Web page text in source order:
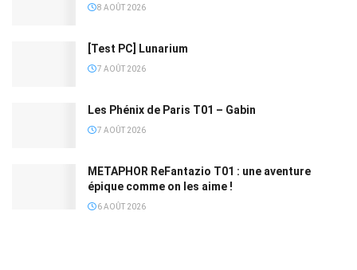
8 AOÛT 2026
[Test PC] Lunarium
7 AOÛT 2026
Les Phénix de Paris T01 – Gabin
7 AOÛT 2026
METAPHOR ReFantazio T01 : une aventure
épique comme on les aime !
6 AOÛT 2026